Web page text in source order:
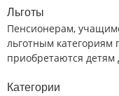
Льготы
Пенсионерам,
льготным категориям
приобретаются детям
Категории